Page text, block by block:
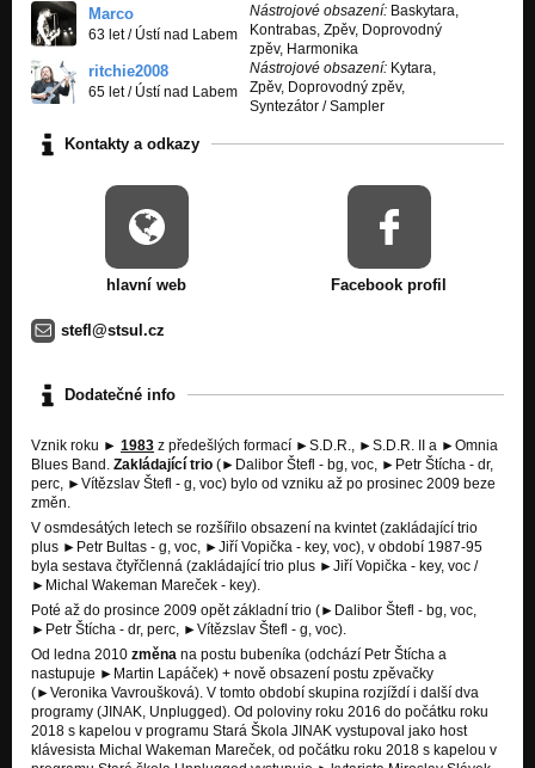
Marco
63 let/ Ústí nad Labem
Nástrojové obsazení: Baskytara,
Kontrabas, Zpěv, Doprovodný
zpěv, Harmonika
ritchie2008
65 let/ Ústí nad Labem
Nástrojové obsazení: Kytara,
Zpěv, Doprovodný zpěv,
Syntezátor / Sampler
Kontakty a odkazy
hlavní web Facebook profil
stefl@stsul.cz
Dodatečné info
Vznik roku ► 1983 z předešlých formací ►S.D.R., ►S.D.R. II a ►Omnia
Blues Band. Zakládající trio (►Dalibor Štefl - bg, voc, ►Petr Štícha - dr,
perc, ►Vítězslav Štefl - g, voc) bylo od vzniku až po prosinec 2009 beze
změn.
V osmdesátých letech se rozšířilo obsazení na kvintet (zakládající trio
plus ►Petr Bultas - g, voc, ►Jiří Vopička - key, voc), v období 1987-95
byla sestava čtyřčlenná (zakládající trio plus ►Jiří Vopička - key, voc /
►Michal Wakeman Mareček - key).
Poté až do prosince 2009 opět základní trio (►Dalibor Štefl - bg, voc,
►Petr Štícha - dr, perc, ►Vítězslav Štefl - g, voc).
Od ledna 2010 změna na postu bubeníka (odchází Petr Štícha a
nastupuje ►Martin Lapáček) + nově obsazení postu zpěvačky
(►Veronika Vavroušková). V tomto období skupina rozjíždí i další dva
programy (JINAK, Unplugged). Od poloviny roku 2016 do počátku roku
2018 s kapelou v programu Stará Škola JINAK vystupoval jako host
klávesista Michal Wakeman Mareček, od počátku roku 2018 s kapelou v